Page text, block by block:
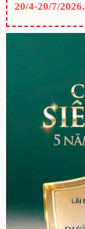
20/4-20/7/2026.